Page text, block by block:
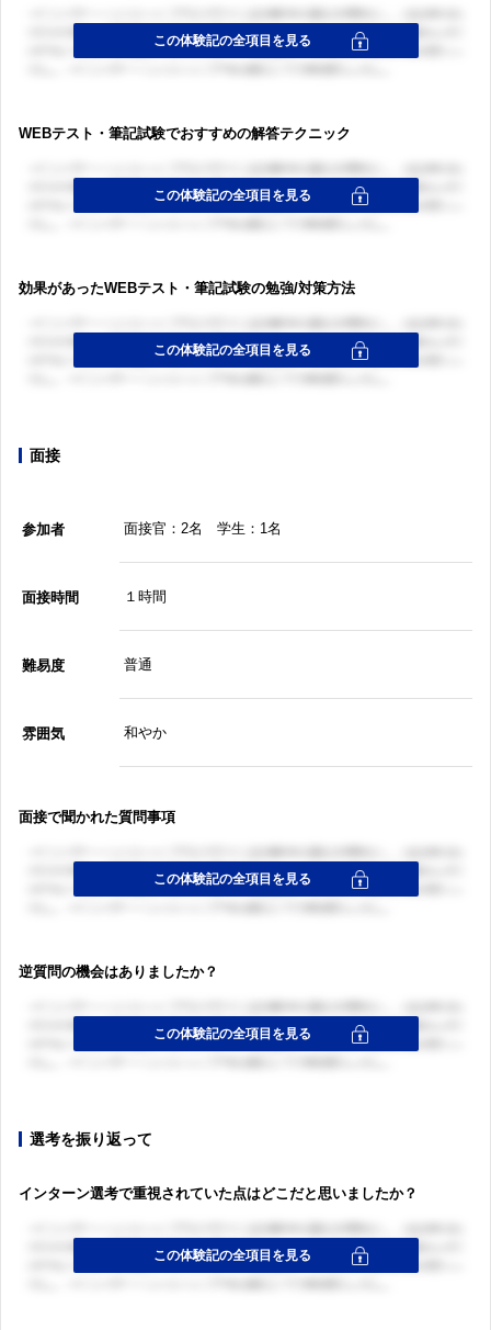
WEBテスト・筆記試験でおすすめの解答テクニック
効果があったWEBテスト・筆記試験の勉強/対策方法
面接
参加者 面接官：2名 学生：1名
面接時間 １時間
難易度 普通
雰囲気 和やか
面接で聞かれた質問事項
逆質問の機会はありましたか？
選考を振り返って
インターン選考で重視されていた点はどこだと思いましたか？